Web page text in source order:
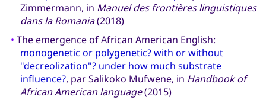
Zimmermann, in Manuel des frontières linguistiques
dans la Romania(2018)
• The emergence of African American English:
monogenetic or polygenetic? with or without
"decreolization"? under how much substrate
influence?, par Salikoko Mufwene, in Handbook of
African American language(2015)